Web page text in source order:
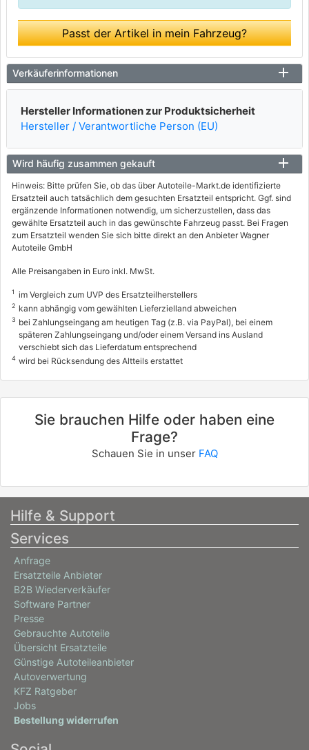
Passt der Artikel in mein Fahrzeug?
Verkäuferinformationen
Hersteller Informationen zur Produktsicherheit
Hersteller / Verantwortliche Person (EU)
Wird häufig zusammen gekauft
Hinweis: Bitte prüfen Sie, ob das über Autoteile-Markt.de identifizierte
Ersatzteil auch tatsächlich dem gesuchten Ersatzteil entspricht. Ggf. sind
ergänzende Informationen notwendig, um sicherzustellen, dass das
gewählte Ersatzteil auch in das gewünschte Fahrzeug passt. Bei Fragen
zum Ersatzteil wenden Sie sich bitte direkt an den Anbieter Wagner
Autoteile GmbH
Alle Preisangaben in Euro inkl. MwSt.
1 im Vergleich zum UVP des Ersatzteilherstellers
2 kann abhängig vom gewählten Lieferzielland abweichen
3 bei Zahlungseingang am heutigen Tag (z.B. via PayPal), bei einem
späteren Zahlungseingang und/oder einem Versand ins Ausland
verschiebt sich das Lieferdatum entsprechend
4 wird bei Rücksendung des Altteils erstattet
Sie brauchen Hilfe oder haben eine
Frage?
Schauen Sie in unser FAQ
Hilfe & Support
Services
Anfrage
Ersatzteile Anbieter
B2B Wiederverkäufer
Software Partner
Presse
Gebrauchte Autoteile
Übersicht Ersatzteile
Günstige Autoteileanbieter
Autoverwertung
KFZ Ratgeber
Jobs
Bestellung widerrufen